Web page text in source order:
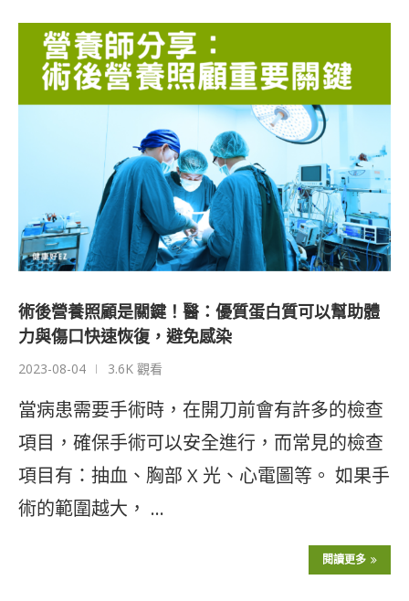
術後營養照顧是關鍵！醫：優質蛋白質可以幫助體
力與傷口快速恢復，避免感染
2023-08-04 3.6K 觀看
當病患需要手術時，在開刀前會有許多的檢查
項目，確保手術可以安全進行，而常見的檢查
項目有：抽血、胸部 X 光、心電圖等。 如果手
術的範圍越大， …
閱讀更多